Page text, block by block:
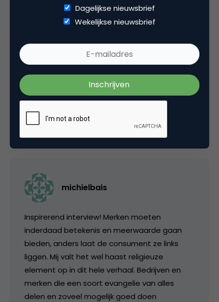
Contentmarketing & Storytelling Media
Tags
interview, online pr & branding,
social media marketing
2 Reacties
michielbais
Inspirerend interview! Merken moeten
inderdaad betekenis en meerwaarde gaan
bieden, anders laat de consument ze links
liggen. Mij valt het wel haast religieuze
element op in dit hele verhaal. Bedrijven en
merken die een soort evangelie van alles
delen en zoveel mogelijk goed doen
Dagelijkse nieuwsbrief
Wekelijkse nieuwsbrief